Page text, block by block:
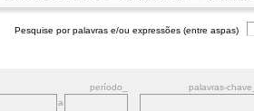
Pesquise por palavras e/ou expressões (entre aspas)
período_ palavras-chave_
a